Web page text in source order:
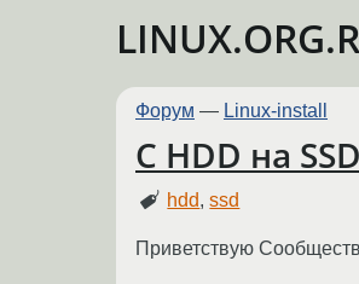
Форум — Linux-install
С HDD на SSD
hdd,ssd
Приветствую